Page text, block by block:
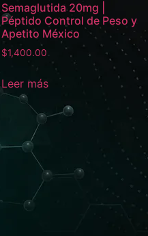
Semaglutida 20mg |
Péptido Control de Peso y
Apetito México
$1,400.00
Leer más